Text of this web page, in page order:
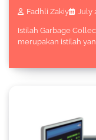
Fadhli Zakiy July
Istilah Garbage
merupakan istilah